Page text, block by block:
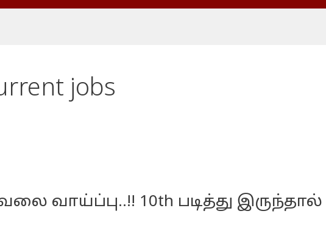
jobs
வாய்ப்பு..!! 10th படித்து இருந்தால்